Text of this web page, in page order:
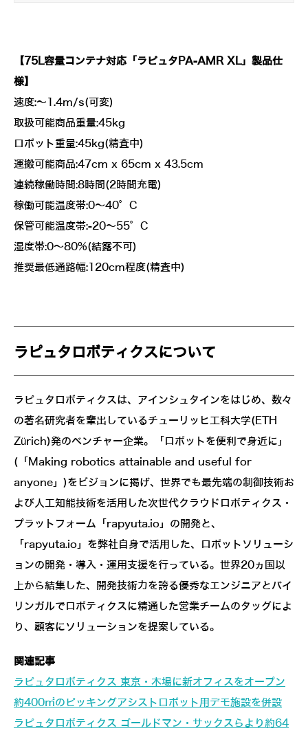
【75L容量コンテナ対応「ラピュタPA-AMR XL」製品仕
様】
速度:～1.4m/s(可変)
取扱可能商品重量:45kg
ロボット重量:45kg(精査中)
運搬可能商品:47cm x 65cm x 43.5cm
連続稼働時間:8時間(2時間充電)
稼働可能温度帯:0～40°C
保管可能温度帯:-20～55°C
湿度帯:0～80%(結露不可)
推奨最低通路幅:120cm程度(精査中)
ラピュタロボティクスについて
ラピュタロボティクスは、アインシュタインをはじめ、数々
の著名研究者を輩出しているチューリッヒ工科大学(ETH
Zürich)発のベンチャー企業。「ロボットを便利で身近に」
(「Making robotics attainable and useful for
anyone」)をビジョンに掲げ、世界でも最先端の制御技術お
よび人工知能技術を活用した次世代クラウドロボティクス・
プラットフォーム「rapyuta.io」の開発と、
「rapyuta.io」を弊社自身で活用した、ロボットソリューシ
ョンの開発・導入・運用支援を行っている。世界20ヵ国以
上から結集した、開発技術力を誇る優秀なエンジニアとバイ
リンガルでロボティクスに精通した営業チームのタッグによ
り、顧客にソリューションを提案している。
関連記事
ラピュタロボティクス 東京・木場に新オフィスをオープン
約400㎡のピッキングアシストロボット用デモ施設を併設
ラピュタロボティクス ゴールドマン・サックスらより約64